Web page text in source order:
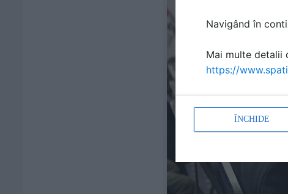
Navigând în
Mai multe detalii
https://
ÎNCHIDE